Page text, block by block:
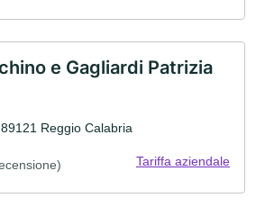
e Gagliardi Patrizia
Reggio Calabria
Tariffa aziendale